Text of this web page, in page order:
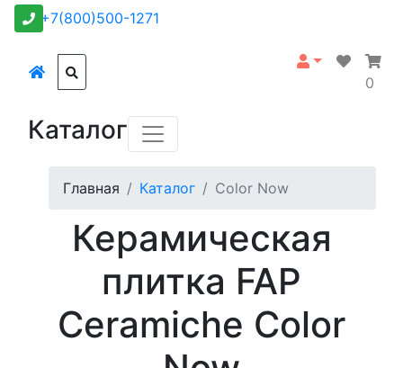
+7(800)500-1271
0
Каталог
Главная Каталог Color Now
Керамическая
плитка FAP
Ceramiche Color